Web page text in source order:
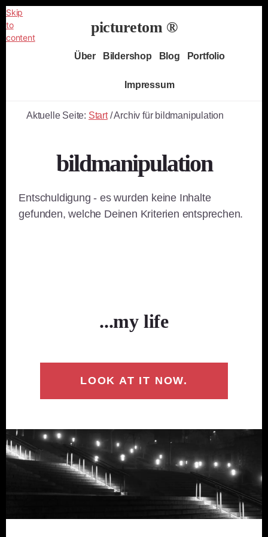
Skip
to
content
picturetom ®
Independent
Über Bildershop Blog Portfolio
Impressum
Aktuelle Seite: Start /Archiv für bildmanipulation
bildmanipulation
Entschuldigung - es wurden keine Inhalte
gefunden, welche Deinen Kriterien entsprechen.
...my life
LOOK AT IT NOW.